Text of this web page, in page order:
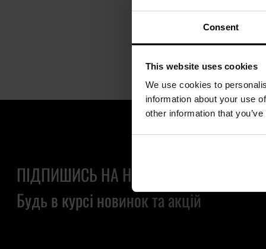
Consent
This website uses cookies
We use cookies to
information about your use
other information that
ПІДПИШИСЬ НА НАШУ РОЗСИЛКУ
Будь в курсі новинок та акцій